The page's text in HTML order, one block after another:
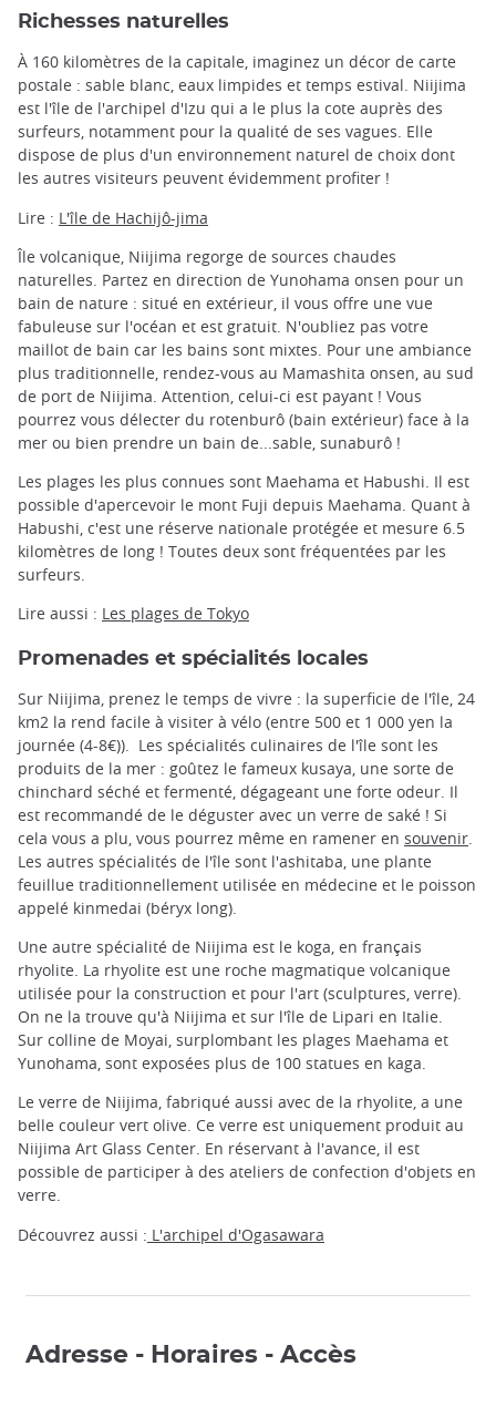
Richesses naturelles
À 160 kilomètres de la capitale, imaginez un décor de carte
postale : sable blanc, eaux limpides et temps estival. Niijima
est l'île de l'archipel d'Izu qui a le plus la cote auprès des
surfeurs, notamment pour la qualité de ses vagues. Elle
dispose de plus d'un environnement naturel de choix dont
les autres visiteurs peuvent évidemment profiter !
Lire : L'île de Hachijô-jima
Île volcanique, Niijima regorge de sources chaudes
naturelles. Partez en direction de Yunohama onsen pour un
bain de nature : situé en extérieur, il vous offre une vue
fabuleuse sur l'océan et est gratuit. N'oubliez pas votre
maillot de bain car les bains sont mixtes. Pour une ambiance
plus traditionnelle, rendez-vous au Mamashita onsen, au sud
de port de Niijima. Attention, celui-ci est payant ! Vous
pourrez vous délecter du rotenburô (bain extérieur) face à la
mer ou bien prendre un bain de...sable, sunaburô !
Les plages les plus connues sont Maehama et Habushi. Il est
possible d'apercevoir le mont Fuji depuis Maehama. Quant à
Habushi, c'est une réserve nationale protégée et mesure 6.5
kilomètres de long ! Toutes deux sont fréquentées par les
surfeurs.
Lire aussi : Les plages de Tokyo
Promenades et spécialités locales
Sur Niijima, prenez le temps de vivre : la superficie de l'île, 24
km2 la rend facile à visiter à vélo (entre 500 et 1 000 yen la
journée (4-8€)). Les spécialités culinaires de l'île sont les
produits de la mer : goûtez le fameux kusaya, une sorte de
chinchard séché et fermenté, dégageant une forte odeur. Il
est recommandé de le déguster avec un verre de saké ! Si
cela vous a plu, vous pourrez même en ramener en souvenir.
Les autres spécialités de l'île sont l'ashitaba, une plante
feuillue traditionnellement utilisée en médecine et le poisson
appelé kinmedai (béryx long).
Une autre spécialité de Niijima est le koga, en français
rhyolite. La rhyolite est une roche magmatique volcanique
utilisée pour la construction et pour l'art (sculptures, verre).
On ne la trouve qu'à Niijima et sur l'île de Lipari en Italie.
Sur colline de Moyai, surplombant les plages Maehama et
Yunohama, sont exposées plus de 100 statues en kaga.
Le verre de Niijima, fabriqué aussi avec de la rhyolite, a une
belle couleur vert olive. Ce verre est uniquement produit au
Niijima Art Glass Center. En réservant à l'avance, il est
possible de participer à des ateliers de confection d'objets en
verre.
Découvrez aussi : L'archipel d'Ogasawara
Adresse - Horaires - Accès